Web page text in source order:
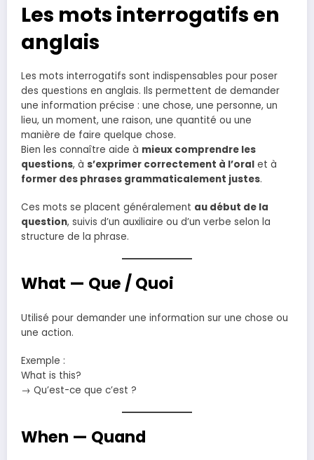
Les mots interrogatifs en
anglais
Les mots interrogatifs sont indispensables pour poser
des questions en anglais. Ils permettent de demander
une information précise : une chose, une personne, un
lieu, un moment, une raison, une quantité ou une
manière de faire quelque chose.
Bien les connaître aide à mieux comprendre les
questions, à s’exprimer correctement à l’oral et à
former des phrases grammaticalement justes.
Ces mots se placent généralement au début de la
question, suivis d’un auxiliaire ou d’un verbe selon la
structure de la phrase.
What — Que / Quoi
Utilisé pour demander une information sur une chose ou
une action.
Exemple :
What is this?
→ Qu’est-ce que c’est ?
When — Quand